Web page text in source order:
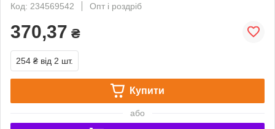
Код: 234569542
Опт і роздріб
370,37 ₴
254 ₴ від 2 шт.
Купити
або